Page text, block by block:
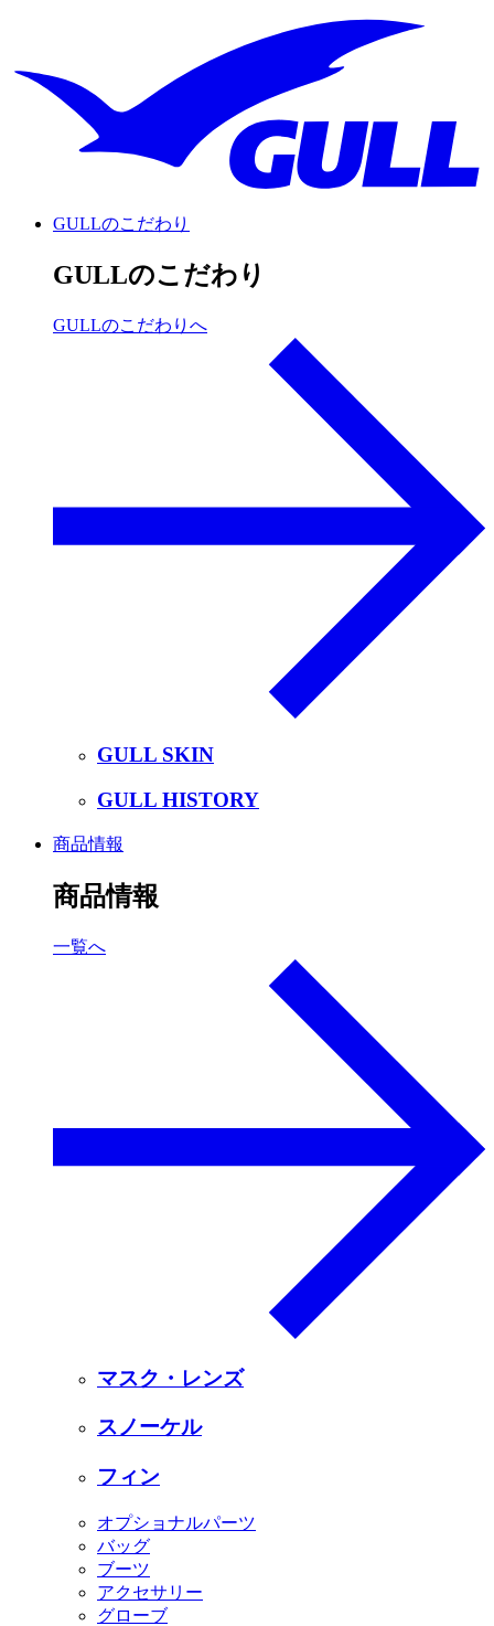
GULLのこだわり
GULLのこだわり
GULLのこだわりへ
GULL SKIN
GULL HISTORY
商品情報
商品情報
一覧へ
マスク・レンズ
スノーケル
フィン
オプショナルパーツ
バッグ
ブーツ
アクセサリー
グローブ